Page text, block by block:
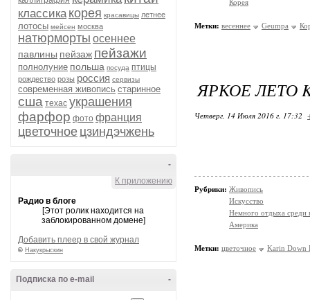
классика корея красавицы летнее
лотосы мейсен москва
натюрморты осеннее
павлины пейзаж пейзажи
полнолуние польша посуда птицы
рождество розы россия сервизы
современная живопись старинное
сша техас украшения
фарфор фото франция
цветочное цзиндэчжень
-
К приложению
Радио в блоге
[Этот ролик находится на
заблокированном домене]
Добавить плеер в свой журнал
© Накукрыскин
-
Подписка по e-mail
Корея
Метки: весеннее Geumpа
ЯРКОЕ ЛЕТО
Четверг, 14 Июля 2016 г. 17:32
Рубрики: Живопись
Искусство
Немного отдыха среди
Америка
Метки: цветочное Karin Down